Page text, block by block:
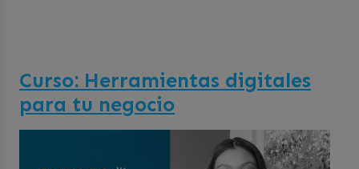
Curso: Herramientas digitales
para tu negocio